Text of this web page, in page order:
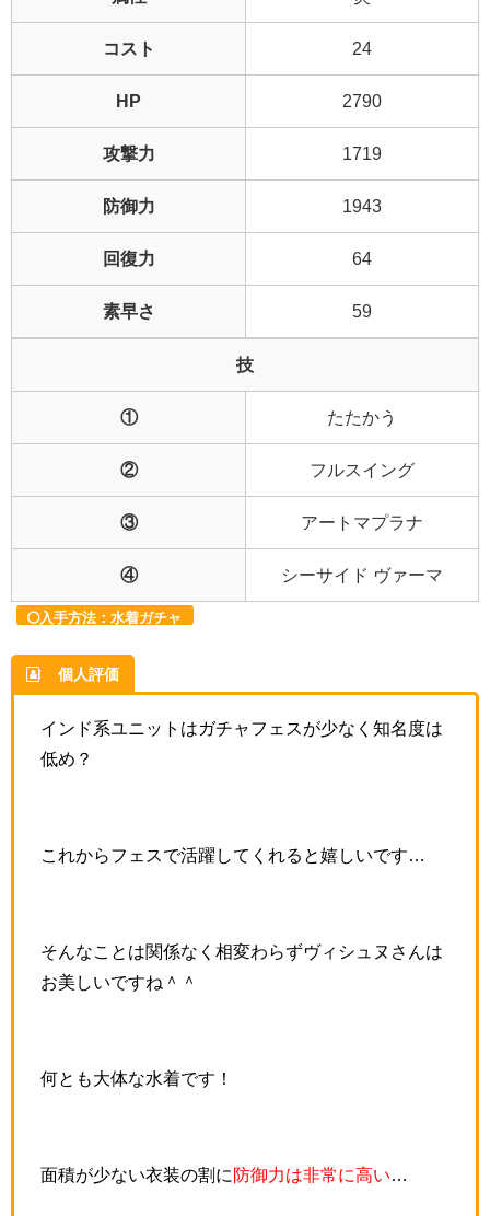
コスト 24
HP 2790
攻撃力 1719
防御力 1943
回復力 64
素早さ 59
技
① たたかう
② フルスイング
③ アートマプラナ
④ シーサイド ヴァーマ
入手方法：水着ガチャ
個人評価
インド系ユニットはガチャフェスが少なく知名度は
低め？
これからフェスで活躍してくれると嬉しいです…
そんなことは関係なく相変わらずヴィシュヌさんは
お美しいですね＾＾
何とも大体な水着です！
面積が少ない衣装の割に 防御力は非常に高い